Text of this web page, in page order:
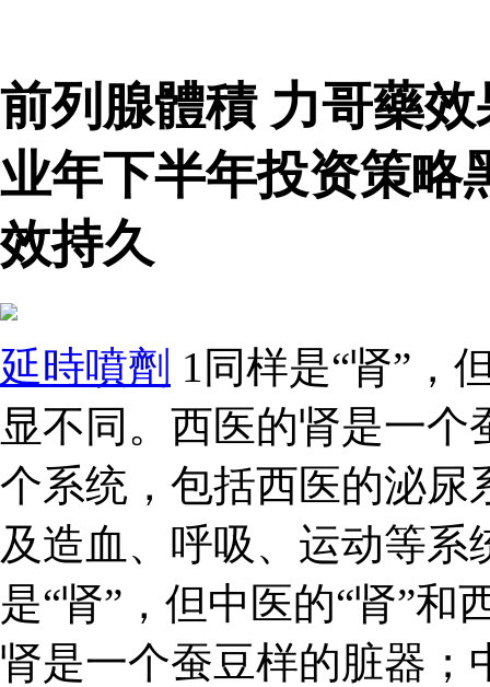
前列腺體積 力哥藥
业年下半年投资策略
效持久
延時噴劑 1同样是“肾”，
显不同。西医的肾是一
个系统，包括西医的泌尿
及造血、呼吸、运动等系
是“肾”，但中医的“肾”和
肾是一个蚕豆样的脏器；